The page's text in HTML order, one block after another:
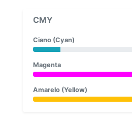
CMY
Ciano (Cyan)
Magenta
Amarelo (Yellow)